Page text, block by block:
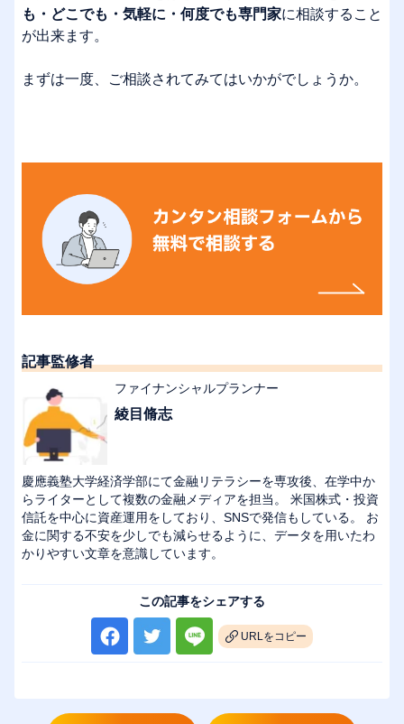
も・どこでも・気軽に・何度でも専門家に相談すること
が出来ます。
まずは一度、ご相談されてみてはいかがでしょうか。
記事監修者
ファイナンシャルプランナー
綾目脩志
慶應義塾大学経済学部にて金融リテラシーを専攻後、在学中か
らライターとして複数の金融メディアを担当。 米国株式・投資
信託を中心に資産運用をしており、SNSで発信もしている。 お
金に関する不安を少しでも減らせるように、データを用いたわ
かりやすい文章を意識しています。
この記事をシェアする
URLをコピー